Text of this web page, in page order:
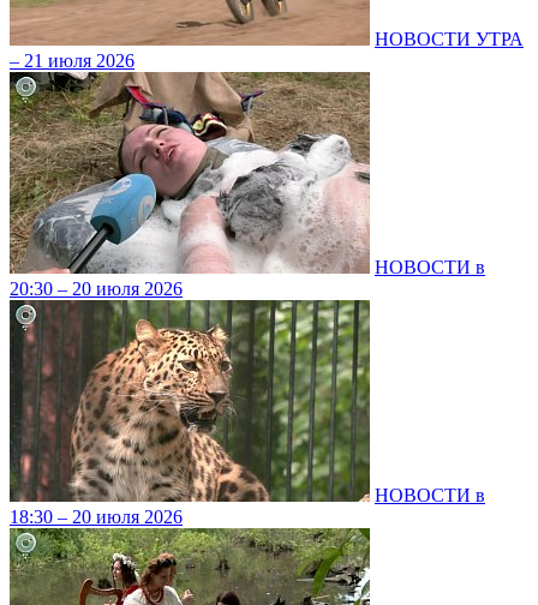
НОВОСТИ УТРА
– 21 июля 2026
НОВОСТИ в
20:30 – 20 июля 2026
НОВОСТИ в
18:30 – 20 июля 2026